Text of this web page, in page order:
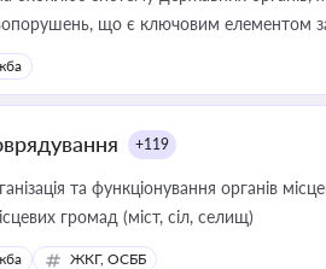
що є ключовим елементом
+119
та функціонування органів
громад (міст, сіл, селищ)
ЖКГ, ОСББ